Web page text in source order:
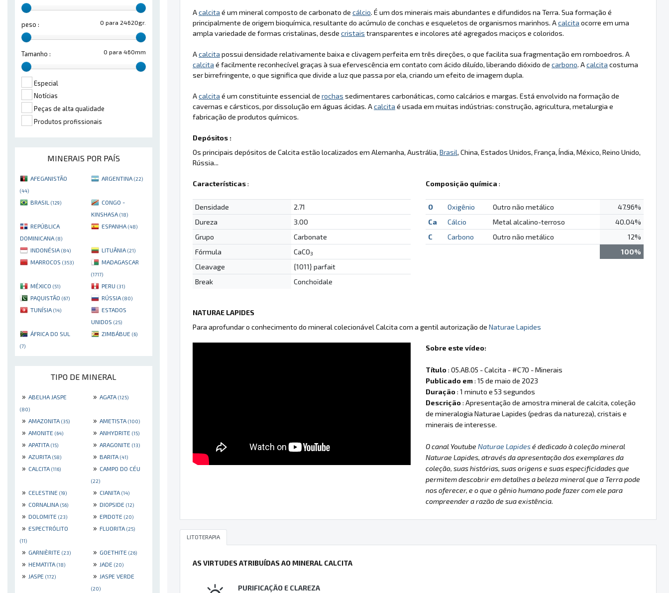
0 para 24620gr.
peso :
0 para 460mm
Tamanho :
Especial
Notícias
Peças de alta qualidade
Produtos profissionais
MINERAIS POR PAÍS
AFEGANISTÃO
(44)
ARGENTINA (22)
BRASIL (129)
CONGO -
KINSHASA (18)
REPÚBLICA
DOMINICANA (8)
ESPANHA (48)
INDONÉSIA (84) LITUÂNIA (21)
MARROCOS (353) MADAGASCAR
(1717)
MÉXICO (51) PERU (31)
PAQUISTÃO (67) RÚSSIA (80)
TUNÍSIA (14)
ESTADOS
UNIDOS (25)
ÁFRICA DO SUL
(7)
ZIMBÁBUE (6)
TIPO DE MINERAL
» ABELHA JASPE
(80)
» AGATA (125)
» AMAZONITA (35) » AMETISTA (100)
» AMONITE (64) » ANHYDRITE (15)
» APATITA (15) » ARAGONITE (13)
» AZURITA (58) » BARITA (41)
» CALCITA (116) » CAMPO DO CÉU
(22)
» CELESTINE (19) » CIANITA (14)
» CORNALINA (56) » DIOPSIDE (12)
» DOLOMITE (23) » EPIDOTE (20)
» ESPECTRÓLITO
(11)
» FLUORITA (25)
» GARNIÈRITE (23) » GOETHITE (26)
» HEMATITA (18) » JADE (20)
» JASPE (172) » JASPE VERDE
(20)
Acalcita é um mineral composto de carbonato de cálcio. É um dos minerais mais abundantes e difundidos na Terra. Sua formação é
principalmente de origem bioquímica, resultante do acúmulo de conchas e esqueletos de organismos marinhos. Acalcita ocorre em uma
ampla variedade de formas cristalinas, desde cristais transparentes e incolores até agregados maciços e coloridos.
Acalcita possui densidade relativamente baixa e clivagem perfeita em três direções, o que facilita sua fragmentação em romboedros. A
calcita é facilmente reconhecível graças à sua efervescência em contato com ácido diluído, liberando dióxido de carbono. Acalcita costuma
ser birrefringente, o que significa que divide a luz que passa por ela, criando um efeito de imagem dupla.
Acalcita é um constituinte essencial de rochas sedimentares carbonáticas, como calcários e margas. Está envolvido na formação de
cavernas e cársticos, por dissolução em águas ácidas. Acalcita é usada em muitas indústrias: construção, agricultura, metalurgia e
fabricação de produtos químicos.
Depósitos :
Os principais depósitos de Calcita estão localizados em Alemanha, Austrália, Brasil, China, Estados Unidos, França, Índia, México, Reino Unido,
Rússia...
Características:
Densidade
2.71
Dureza
3.00
Grupo
Carbonate
Fórmula
CaCO3
Cleavage
{1011} parfait
Break
Conchoïdale
Composição química :
O Oxigênio Outro não metálico
47.96%
Ca
Cálcio Metal alcalino-terroso
40.04%
C
Carbono Outro não metálico
12%
100%
NATURAE LAPIDES
Para aprofundar o conhecimento do mineral colecionável Calcita com a gentil autorização de Naturae Lapides
Sobre este vídeo:
Título: 05.AB.05 - Calcita - #C70 - Minerais
Publicado em: 15 de maio de 2023
Duração: 1 minuto e 53 segundos
Descrição: Apresentação de amostra mineral de calcita, coleção
de mineralogia Naturae Lapides (pedras da natureza), cristais e
minerais de interesse.
O canal Youtube Naturae Lapidesé dedicado à coleção mineral
Naturae Lapides, através da apresentação dos exemplares da
coleção, suas histórias, suas origens e suas especificidades que
permitem descobrir em detalhes a beleza mineral que a Terra pode
nos oferecer, e o que o gênio humano pode fazer com ele para
compreender a razão de sua existência.
LITOTERAPIA
AS VIRTUDES ATRIBUÍDAS AO MINERAL CALCITA
PURIFICAÇÃO E CLAREZA